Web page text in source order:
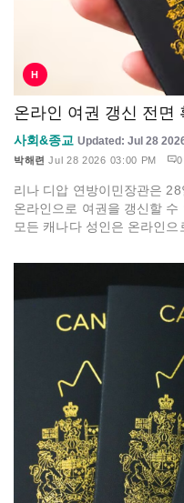
H
온라인 여권 갱신 전면
사회&종교 Updated: Jul 28
박해련 Jul 28 2026 03:00 PM 0
리나 디압 연방이민장관은
온라인으로 여권을 갱신할
모든 캐나다 성인은 온라인